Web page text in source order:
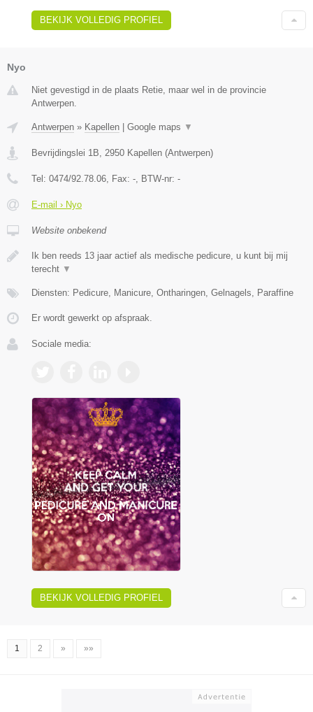
BEKIJK VOLLEDIG PROFIEL
Nyo
Niet gevestigd in de plaats Retie, maar wel in de provincie
Antwerpen.
Antwerpen » Kapellen | Google maps ▼
Bevrijdingslei 1B 2950 Kapellen (Antwerpen)
Tel: 0474/92.78.06 , Fax: - , BTW-nr: -
E-mail › Nyo
Website onbekend
Ik ben reeds 13 jaar actief als medische pedicure, u kunt bij mij
terecht ▼
Diensten: Pedicure, Manicure, Ontharingen, Gelnagels, Paraffine
Er wordt gewerkt op afspraak.
Sociale media:
BEKIJK VOLLEDIG PROFIEL
1 2 » »»